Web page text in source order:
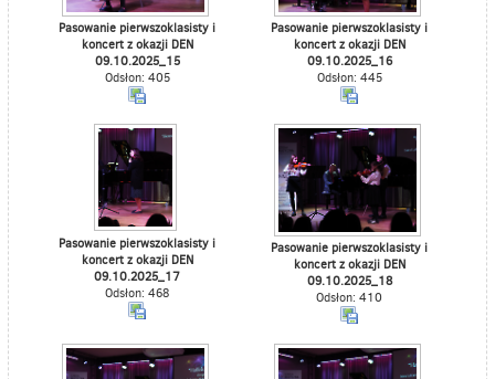
Pasowanie pierwszoklasisty i
koncert z okazji DEN
09.10.2025_15
Odsłon: 405
Pasowanie pierwszoklasisty i
koncert z okazji DEN
09.10.2025_16
Odsłon: 445
Pasowanie pierwszoklasisty i
koncert z okazji DEN
09.10.2025_17
Odsłon: 468
Pasowanie pierwszoklasisty i
koncert z okazji DEN
09.10.2025_18
Odsłon: 410